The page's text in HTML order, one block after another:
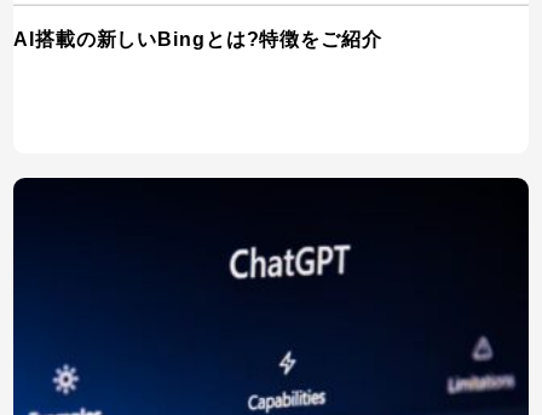
AI搭載の新しいBingとは?特徴をご紹介